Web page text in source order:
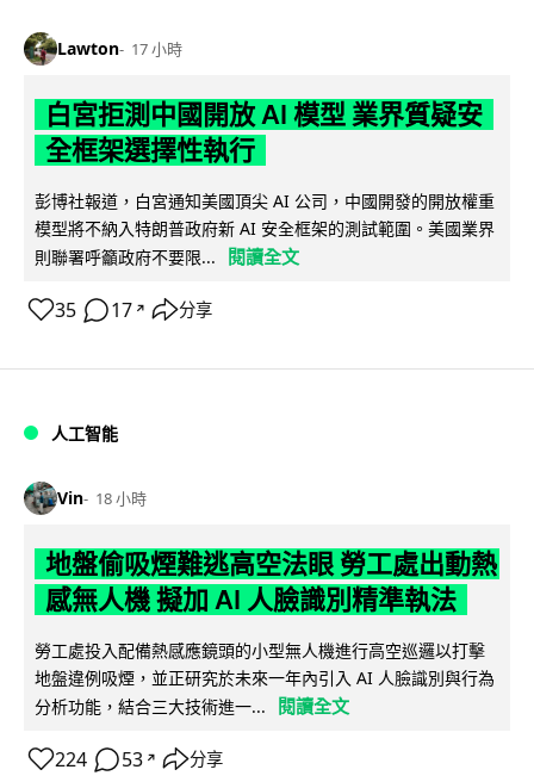
Lawton 17 小時
白宮拒測中國開放 AI 模型 業界質疑安
全框架選擇性執行
彭博社報道，白宮通知美國頂尖 AI 公司，中國開發的開放權重
模型將不納入特朗普政府新 AI 安全框架的測試範圍。美國業界
則聯署呼籲政府不要限...
閱讀全文
35 17 ↗ 分享
人工智能
Vin 18 小時
地盤偷吸煙難逃高空法眼 勞工處出動熱
感無人機 擬加 AI 人臉識別精準執法
勞工處投入配備熱感應鏡頭的小型無人機進行高空巡邏以打擊
地盤違例吸煙，並正研究於未來一年內引入 AI 人臉識別與行為
分析功能，結合三大技術進一...
閱讀全文
224 53 ↗ 分享